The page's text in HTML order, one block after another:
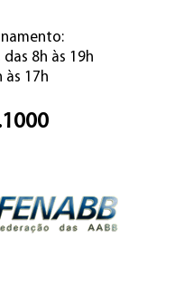
8h às 19h
às 17h